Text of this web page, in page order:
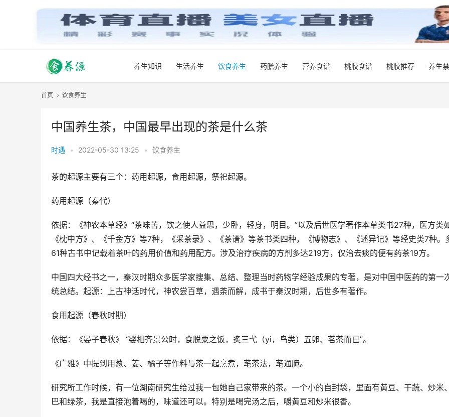
养生知识 生活养生 饮食养生 药膳养生 营养食谱 桃胶食谱 桃胶推荐 养生
首页 饮食养生
中国养生茶，中国最早出现的茶是什么茶
时遇 • 2022-05-30 13:25 • 饮食养生
茶的起源主要有三个：药用起源，食用起源，祭祀起源。
药用起源（秦代）
依据：《神农本草经》“茶味苦，饮之使人益思，少卧，轻身，明目。”以及后世医学著作本草类书27种，医方类
《枕中方》、《千金方》等7种，《采茶录》、《茶谱》等茶书类四种，《博物志》、《述异记》等经史类7种。
61种古书中记载着茶叶的药用价值和药用配方。涉及治疗疾病的方剂多达219方，仅治去痰的便有药茶19方。
中国四大经书之一，秦汉时期众多医学家搜集、总结、整理当时药物学经验成果的专著，是对中国中医药的第一
统总结。起源：上古神话时代，神农尝百草，遇荼而解，成书于秦汉时期，后世多有著作。
食用起源（春秋时期）
依据：《晏子春秋》 “婴相齐景公时，食脱粟之饭，炙三弋（yi，鸟类）五卵、茗茶而已”。
《广雅》中提到用葱、姜、橘子等作料与茶一起烹煮，芼茶法，芼通腌。
研究所工作时候，有一位湖南研究生给过我一包她自己家带来的茶。一个小的自封袋，里面有黄豆、干蔬、炒米
巴和绿茶，我是直接泡着喝的，味道还可以。特别是喝完汤之后，嚼黄豆和炒米很香。